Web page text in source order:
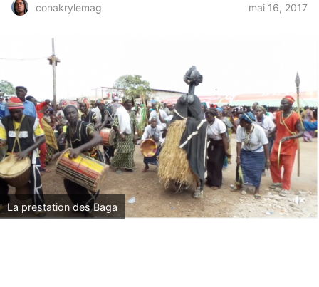
conakrylemag mai 16, 2017
La prestation des Baga